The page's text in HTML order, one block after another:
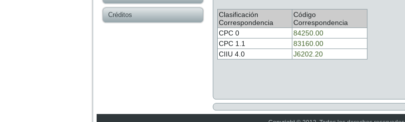
Créditos
Clasificación
Correspondencia
Código
Correspondencia
CPC 0
84250.00
CPC 1.1
83160.00
CIIU 4.0
J6202.20